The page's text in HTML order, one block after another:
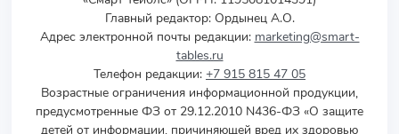
Главный редактор: Ордынец А.О.
Адрес электронной почты редакции: marketing@smart-
tables.ru
Телефон редакции: +7 915 815 47 05
Возрастные ограничения информационной продукции,
предусмотренные ФЗ от 29.12.2010 N436-ФЗ «О защите
детей от информации, причиняющей вред их здоровью